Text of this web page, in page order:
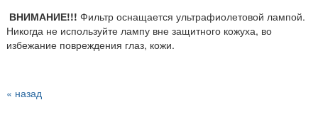
ВНИМАНИЕ!!! Фильтр оснащается ультрафиолетовой лампой.
Никогда не используйте лампу вне защитного кожуха, во
избежание повреждения глаз, кожи.
« назад